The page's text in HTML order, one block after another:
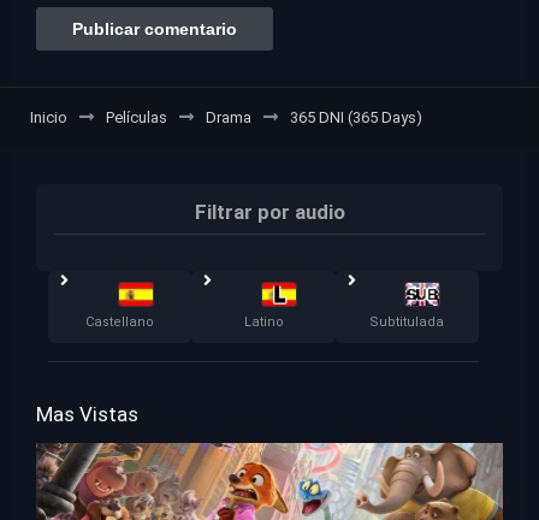
Inicio Películas Drama 365 DNI (365 Days)
Filtrar por audio
Castellano Latino Subtitulada
Mas Vistas